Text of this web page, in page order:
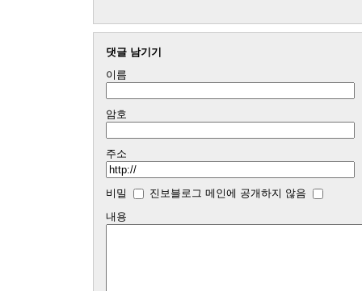
댓글 남기기
이름
암호
주소
비밀
진보블로그 메인에 공개하지 않음
내용